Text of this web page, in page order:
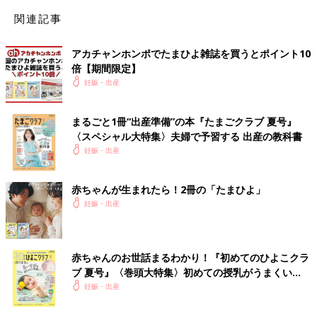
関連記事
アカチャンホンポでたまひよ雑誌を買うとポイント10
倍【期間限定】
妊娠・出産
まるごと1冊“出産準備”の本『たまごクラブ 夏号』
〈スペシャル大特集〉夫婦で予習する 出産の教科書
妊娠・出産
赤ちゃんが生まれたら！2冊の「たまひよ」
妊娠・出産
赤ちゃんのお世話まるわかり！『初めてのひよこクラ
ブ 夏号』〈巻頭大特集〉初めての授乳がうまくい
く！ おっぱい・ミルクの基本と夏のトラブル 解決テ
妊娠・出産